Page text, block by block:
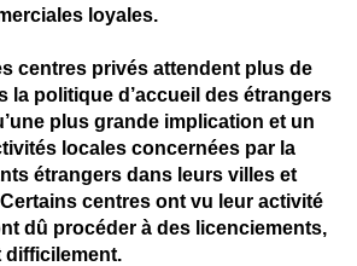
loyales.
centres privés attendent plus de
la politique d’accueil des étrangers
plus grande implication et un
locales concernées par la
étrangers dans leurs villes et
centres ont vu leur activité
dû procéder à des licenciements,
difficilement.